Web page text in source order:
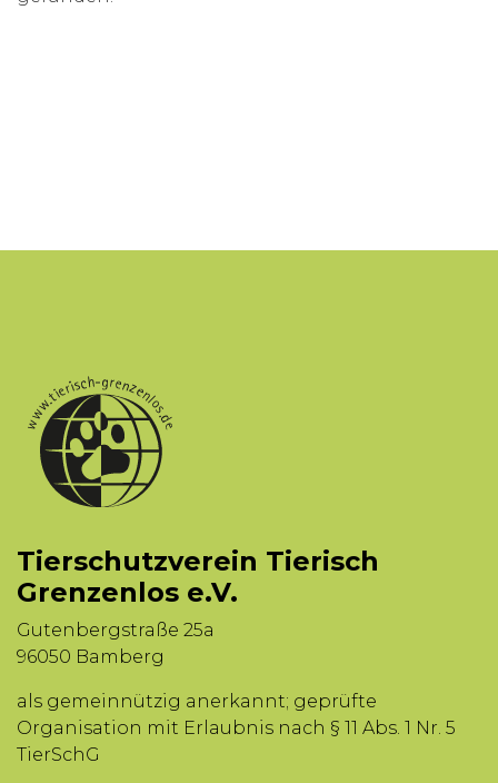
Tierschutzverein Tierisch
Grenzenlos e.V.
Gutenbergstraße 25a
96050 Bamberg
als gemeinnützig anerkannt; geprüfte
Organisation mit Erlaubnis nach § 11 Abs. 1 Nr. 5
TierSchG